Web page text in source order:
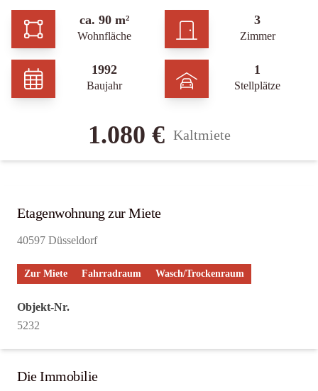
ca. 90 m²
Wohnfläche
3
Zimmer
1992
Baujahr
1
Stellplätze
1.080 € Kaltmiete
Etagenwohnung zur Miete
40597 Düsseldorf
Zur Miete Fahrradraum Wasch/Trockenraum
Objekt-Nr.
5232
Die Immobilie